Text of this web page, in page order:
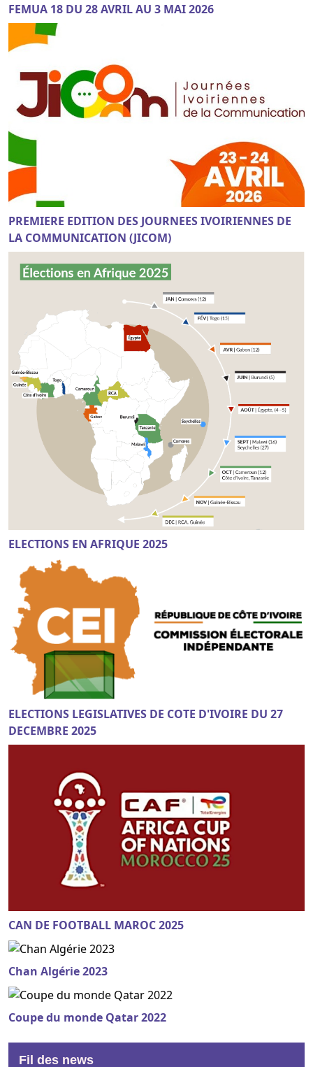
FEMUA 18 DU 28 AVRIL AU 3 MAI 2026
PREMIERE EDITION DES JOURNEES IVOIRIENNES DE
LA COMMUNICATION (JICOM)
ELECTIONS EN AFRIQUE 2025
ELECTIONS LEGISLATIVES DE COTE D'IVOIRE DU 27
DECEMBRE 2025
CAN DE FOOTBALL MAROC 2025
Chan Algérie 2023
Coupe du monde Qatar 2022
Fil des news